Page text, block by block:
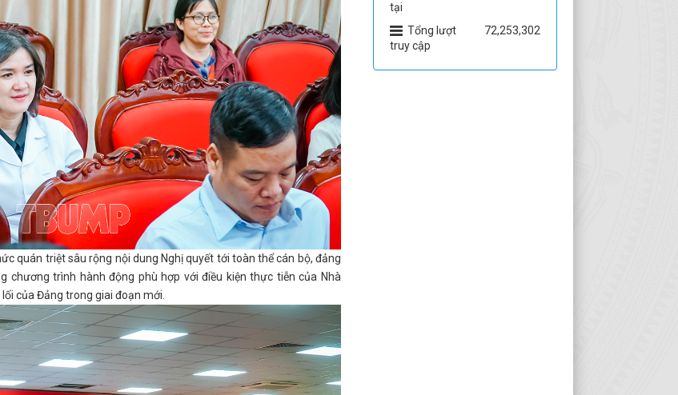
quán triệt sâu rộng nội dung Nghị quyết tới toàn thể cán bộ, đảng
chương trình hành động phù hợp với điều kiện thực tiễn của Nhà
của Đảng trong giai đoạn mới.
tại
Tổng lượt
truy cập
72,253,302